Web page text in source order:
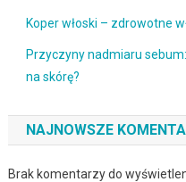
Koper włoski – zdrowotne
Przyczyny nadmiaru
na skórę?
NAJNOWSZE
Brak komentarzy do